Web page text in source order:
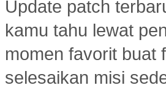
Update patch
kamu tahu lewat
momen favorit buat
selesaikan misi